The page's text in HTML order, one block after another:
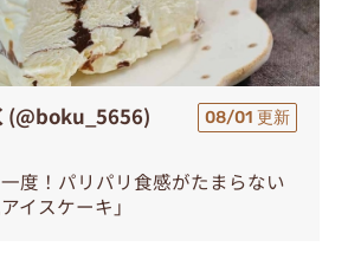
(@boku_5656) 08/01 更新
度！パリパリ食感がたまらない
イスケーキ」